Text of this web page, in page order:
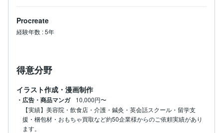
Procreate
経験年数 :5年
得意分野
イラスト作成・漫画制作
・広告・商品マンガ
10,000円〜
【実績】美容院・飲食店・介護・鍼灸・英会話スクール・留学支
援・梱包材・おもちゃ買取など約50企業様からのご依頼実績があり
ます。